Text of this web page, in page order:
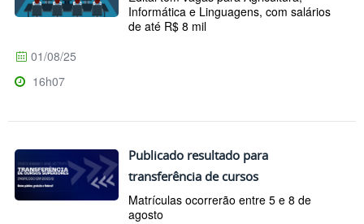
Informática e Linguagens, com salários
de até R$ 8 mil
01/08/25
16h07
Publicado resultado para
transferência de cursos
Matrículas ocorrerão entre 5 e 8 de
agosto